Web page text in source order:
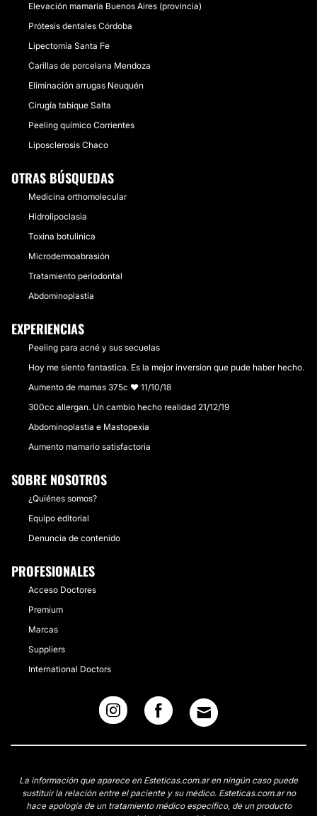
Elevación mamaria Buenos Aires (provincia)
Prótesis dentales Córdoba
Lipectomía Santa Fe
Carillas de porcelana Mendoza
Eliminación arrugas Neuquén
Cirugía tabique Salta
Peeling químico Corrientes
Liposclerosis Chaco
OTRAS BÚSQUEDAS
Medicina orthomolecular
Hidrolipoclasia
Toxina botulinica
Microdermoabrasión
Tratamiento periodontal
Abdominoplastía
EXPERIENCIAS
Peeling para acné y sus secuelas
Hoy me siento fantastica. Es la mejor inversion que pude haber hecho.
Aumento de mamas 375c ❤ 11/10/18
300cc allergan. Un cambio hecho realidad 21/12/19
Abdominoplastia e Mastopexia
Aumento mamario satisfactoria
SOBRE NOSOTROS
¿Quiénes somos?
Equipo editorial
Denuncia de contenido
PROFESIONALES
Acceso Doctores
Premium
Marcas
Suppliers
International Doctors
La información que aparece en Esteticas.com.ar en ningún caso puede
sustituir la relación entre el paciente y su médico. Esteticas.com.ar no
hace apología de un tratamiento médico específico, de un producto